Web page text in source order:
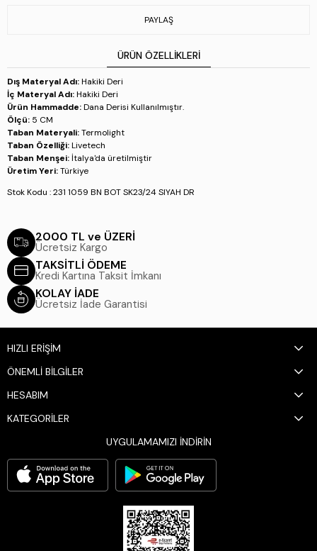
PAYLAŞ
ÜRÜN ÖZELLIKLERI
Dış Materyal Adı:Hakiki Deri
İç Materyal Adı:Hakiki Deri
Ürün Hammadde:Dana Derisi Kullanılmıştır.
Ölçü: 5 CM
Taban Materyali:Termolight
Taban Özelliği:Livetech
Taban Menşei: İtalya'da üretilmiştir
Üretim Yeri:Türkiye
Stok Kodu : 231 1059 BN BOT SK23/24 SIYAH DR
2000 TL ve ÜZERİ
Ücretsiz Kargo
TAKSİTLİ ÖDEME
Kredi Kartına Taksit İmkanı
KOLAY İADE
Ücretsiz İade Garantisi
HIZLI ERİŞİM
ÖNEMLİ BİLGİLER
HESABIM
KATEGORİLER
UYGULAMAMIZI İNDİRİN